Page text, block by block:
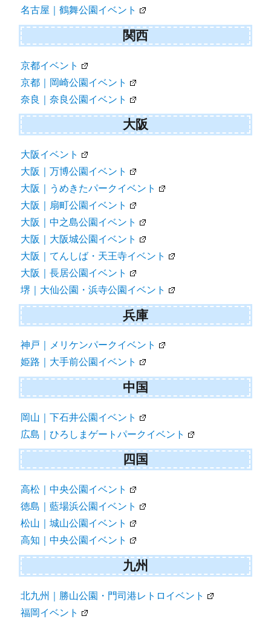
名古屋｜鶴舞公園イベント
関西
京都イベント
京都｜岡崎公園イベント
奈良｜奈良公園イベント
大阪
大阪イベント
大阪｜万博公園イベント
大阪｜うめきたパークイベント
大阪｜扇町公園イベント
大阪｜中之島公園イベント
大阪｜大阪城公園イベント
大阪｜てんしば・天王寺イベント
大阪｜長居公園イベント
堺｜大仙公園・浜寺公園イベント
兵庫
神戸｜メリケンパークイベント
姫路｜大手前公園イベント
中国
岡山｜下石井公園イベント
広島｜ひろしまゲートパークイベント
四国
高松｜中央公園イベント
徳島｜藍場浜公園イベント
松山｜城山公園イベント
高知｜中央公園イベント
九州
北九州｜勝山公園・門司港レトロイベント
福岡イベント